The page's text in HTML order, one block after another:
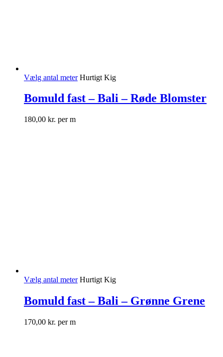
Vælg antal meter Hurtigt Kig
Bomuld fast – Bali – Røde Blomster
180,00 kr. per m
Vælg antal meter Hurtigt Kig
Bomuld fast – Bali – Grønne Grene
170,00 kr. per m